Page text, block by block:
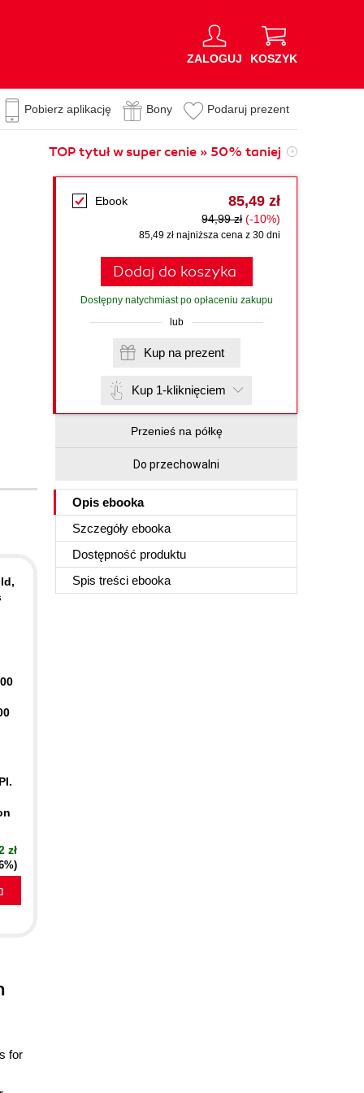
ZALOGUJ KOSZYK
Pobierz aplikację Bony Podaruj prezent
TOP tytuł w super cenie » 50% taniej
Ebook 85,49 zł
94,99 zł (-10%)
85,49 zł najniższa cena z 30 dni
Dodaj do koszyka
Dostępny natychmiast po opłaceniu zakupu
lub
Kup na prezent
Kup 1-kliknięciem
Przenieś na półkę
Do przechowalni
Opis ebooka
Szczegóły ebooka
Dostępność produktu
Spis treści ebooka
zł
for